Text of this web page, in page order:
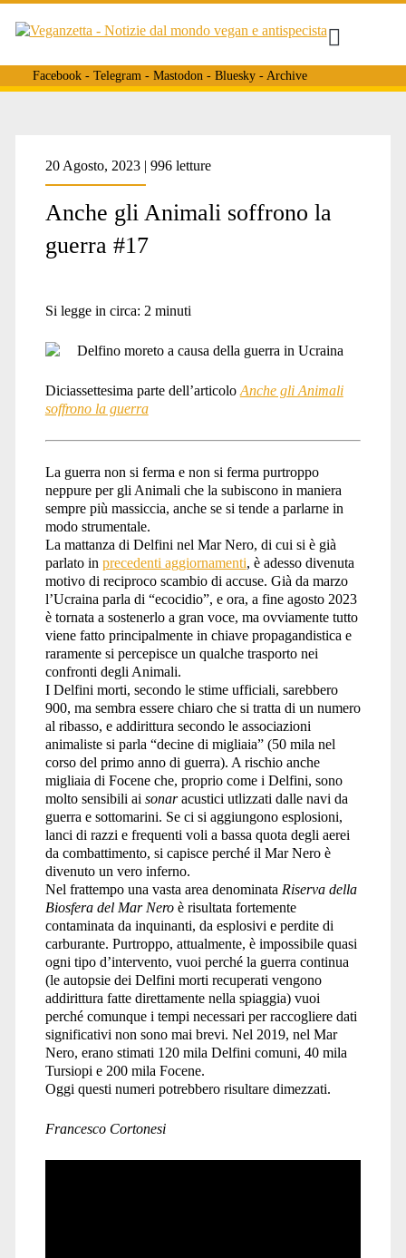
Facebook- Telegram- Mastodon- Bluesky- Archive
20 Agosto, 2023 | 996 letture
Anche gli Animali soffrono la
guerra #17
Si legge in circa: 2 minuti
Diciassettesima parte dell’articolo Anche gli Animali
soffrono la guerra
La guerra non si ferma e non si ferma purtroppo
neppure per gli Animali che la subiscono in maniera
sempre più massiccia, anche se si tende a parlarne in
modo strumentale.
La mattanza di Delfini nel Mar Nero, di cui si è già
parlato in precedenti aggiornamenti, è adesso divenuta
motivo di reciproco scambio di accuse. Già da marzo
l’Ucraina parla di “ecocidio”, e ora, a fine agosto 2023
è tornata a sostenerlo a gran voce, ma ovviamente tutto
viene fatto principalmente in chiave propagandistica e
raramente si percepisce un qualche trasporto nei
confronti degli Animali.
I Delfini morti, secondo le stime ufficiali, sarebbero
900, ma sembra essere chiaro che si tratta di un numero
al ribasso, e addirittura secondo le associazioni
animaliste si parla “decine di migliaia” (50 mila nel
corso del primo anno di guerra). A rischio anche
migliaia di Focene che, proprio come i Delfini, sono
molto sensibili ai sonaracustici utlizzati dalle navi da
guerra e sottomarini. Se ci si aggiungono esplosioni,
lanci di razzi e frequenti voli a bassa quota degli aerei
da combattimento, si capisce perché il Mar Nero è
divenuto un vero inferno.
Nel frattempo una vasta area denominata Riserva della
Biosfera del Mar Neroè risultata fortemente
contaminata da inquinanti, da esplosivi e perdite di
carburante. Purtroppo, attualmente, è impossibile quasi
ogni tipo d’intervento, vuoi perché la guerra continua
(le autopsie dei Delfini morti recuperati vengono
addirittura fatte direttamente nella spiaggia) vuoi
perché comunque i tempi necessari per raccogliere dati
significativi non sono mai brevi. Nel 2019, nel Mar
Nero, erano stimati 120 mila Delfini comuni, 40 mila
Tursiopi e 200 mila Focene.
Oggi questi numeri potrebbero risultare dimezzati.
Francesco Cortonesi